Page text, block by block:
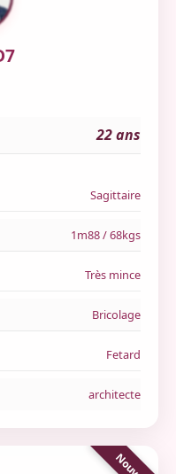
22 ans
Sagittaire
1m88 / 68kgs
Très mince
Bricolage
Fetard
architecte